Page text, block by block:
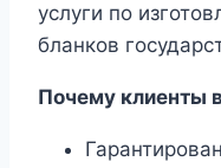
услуги по
бланков
Почему клиенты